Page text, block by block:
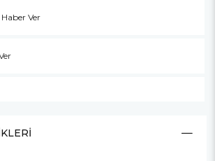
Ver